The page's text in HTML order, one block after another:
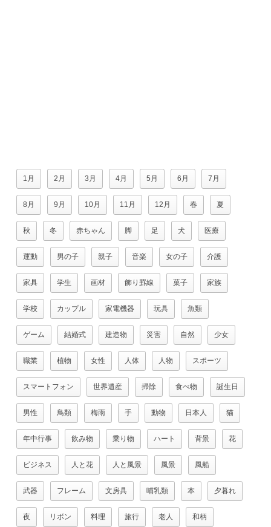
1月 2月 3月 4月 5月 6月 7月
8月 9月 10月 11月 12月 春 夏
秋 冬 赤ちゃん 脚 足 犬 医療
運動 男の子 親子 音楽 女の子 介護
家具 学生 画材 飾り罫線 菓子 家族
学校 カップル 家電機器 玩具 魚類
ゲーム 結婚式 建造物 災害 自然 少女
職業 植物 女性 人体 人物 スポーツ
スマートフォン 世界遺産 掃除 食べ物 誕生日
男性 鳥類 梅雨 手 動物 日本人 猫
年中行事 飲み物 乗り物 ハート 背景 花
ビジネス 人と花 人と風景 風景 風船
武器 フレーム 文房具 哺乳類 本 夕暮れ
夜 リボン 料理 旅行 老人 和柄